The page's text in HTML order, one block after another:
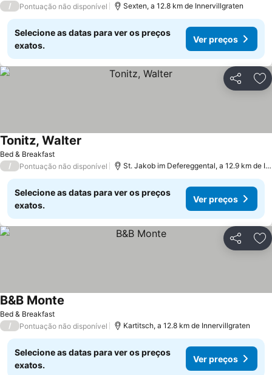
/ Pontuação não disponível Sexten, a 12.8 km de Innervillgraten
Selecione as datas para ver os preços
exatos.
Ver preços
Partilhar
Bed & Breakfast
Tonitz, Walter
/ Pontuação não disponível St. Jakob im Defereggental, a 12.9 km de Innervillgraten
Selecione as datas para ver os preços
exatos.
Ver preços
Partilhar
Bed & Breakfast
B&B Monte
/ Pontuação não disponível Kartitsch, a 12.8 km de Innervillgraten
Selecione as datas para ver os preços
exatos.
Ver preços